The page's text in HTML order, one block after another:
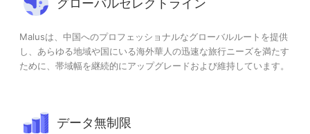
グローバルセレクトライン
Malusは、中国へのプロフェッショナルなグローバルルートを提供
し、あらゆる地域や国にいる海外華人の迅速な旅行ニーズを満たす
ために、帯域幅を継続的にアップグレードおよび維持しています。
データ無制限